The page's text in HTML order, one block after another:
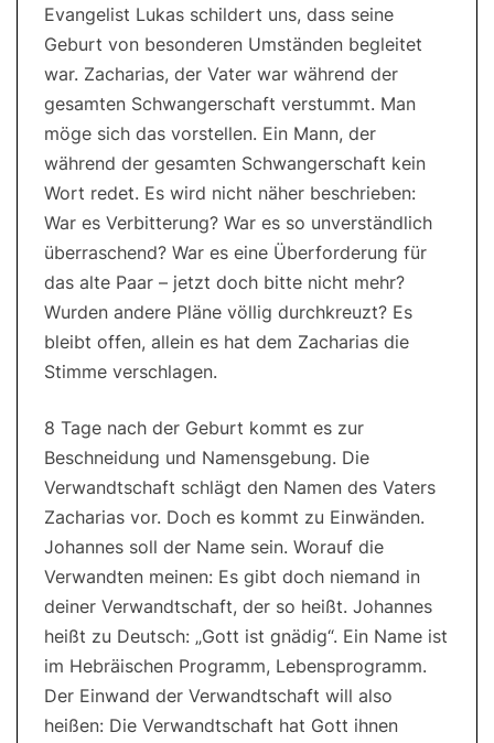
Evangelist Lukas schildert uns, dass seine
Geburt von besonderen Umständen begleitet
war. Zacharias, der Vater war während der
gesamten Schwangerschaft verstummt. Man
möge sich das vorstellen. Ein Mann, der
während der gesamten Schwangerschaft kein
Wort redet. Es wird nicht näher beschrieben:
War es Verbitterung? War es so unverständlich
überraschend? War es eine Überforderung für
das alte Paar – jetzt doch bitte nicht mehr?
Wurden andere Pläne völlig durchkreuzt? Es
bleibt offen, allein es hat dem Zacharias die
Stimme verschlagen.
8 Tage nach der Geburt kommt es zur
Beschneidung und Namensgebung. Die
Verwandtschaft schlägt den Namen des Vaters
Zacharias vor. Doch es kommt zu Einwänden.
Johannes soll der Name sein. Worauf die
Verwandten meinen: Es gibt doch niemand in
deiner Verwandtschaft, der so heißt. Johannes
heißt zu Deutsch: „Gott ist gnädig“. Ein Name ist
im Hebräischen Programm, Lebensprogramm.
Der Einwand der Verwandtschaft will also
heißen: Die Verwandtschaft hat Gott ihnen